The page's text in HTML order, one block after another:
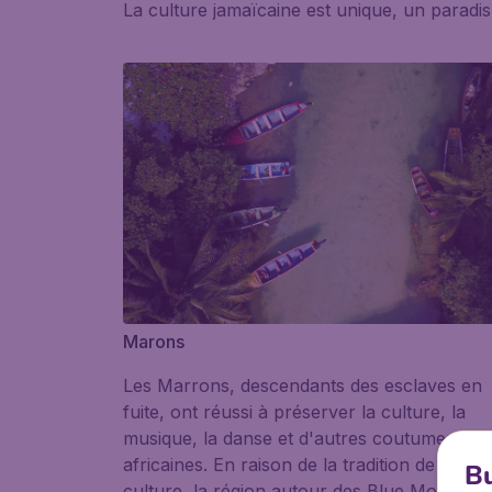
La culture jamaïcaine est unique, un
Marons
Les Marrons, descendants des esclaves en
fuite, ont réussi à préserver la culture, la
musique, la danse et d'autres coutumes
africaines. En raison de la tradition de leur